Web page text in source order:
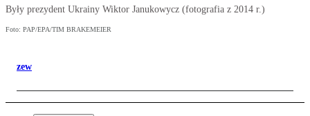
Były prezydent Ukrainy Wiktor Janukowycz (fotografia z 2014 r.)
Foto: PAP/EPA/TIM BRAKEMEIER
zew